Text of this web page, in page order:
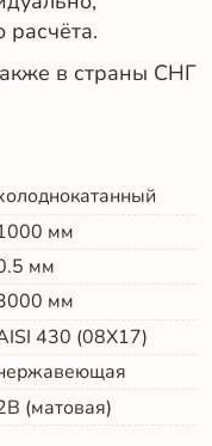
расчёта.
в страны СНГ
мм
мм
мм
430 (08Х17)
(матовая)